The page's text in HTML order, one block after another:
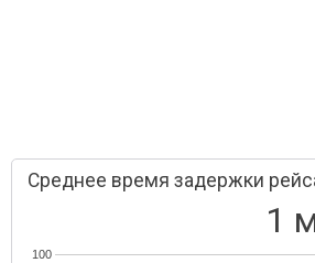
Среднее время задержки
1
100